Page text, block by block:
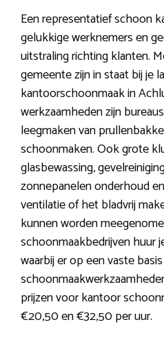
Een representatief schoon
gelukkige werknemers en
uitstraling richting klanten.
gemeente zijn in staat bij je
kantoorschoonmaak in
werkzaamheden zijn
leegmaken van
schoonmaken. Ook grote
glasbewassing,
zonnepanelen onderhoud
ventilatie of het bladvrij
kunnen worden
schoonmaakbedrijven huur
waarbij er op een vaste basis
prijzen voor kantoor
€20,50 en €32,50 per uur.